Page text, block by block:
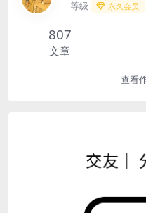
等级 永久会员
807
文章
查看